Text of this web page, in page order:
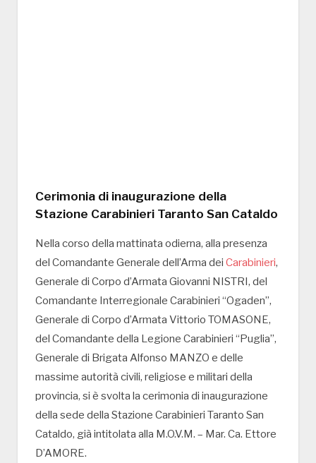
Cerimonia di inaugurazione della
Stazione Carabinieri Taranto San Cataldo
Nella corso della mattinata odierna, alla presenza
del Comandante Generale dell’Arma dei Carabinieri,
Generale di Corpo d’Armata Giovanni NISTRI, del
Comandante Interregionale Carabinieri “Ogaden”,
Generale di Corpo d’Armata Vittorio TOMASONE,
del Comandante della Legione Carabinieri “Puglia”,
Generale di Brigata Alfonso MANZO e delle
massime autorità civili, religiose e militari della
provincia, si è svolta la cerimonia di inaugurazione
della sede della Stazione Carabinieri Taranto San
Cataldo, già intitolata alla M.O.V.M. – Mar. Ca. Ettore
D’AMORE.